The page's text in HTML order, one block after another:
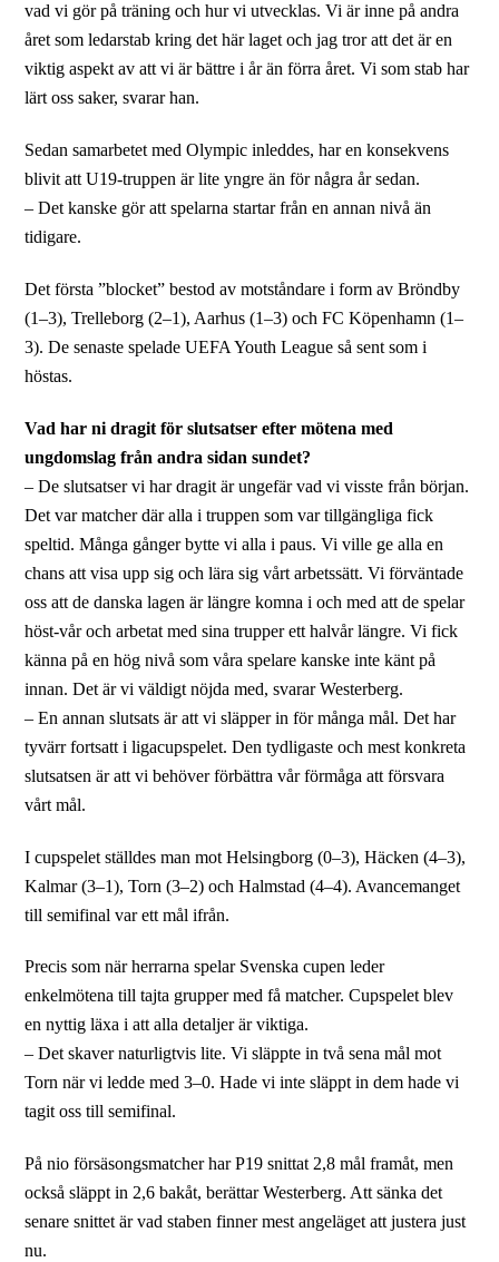
vad vi gör på träning och hur vi utvecklas. Vi är inne på andra
året som ledarstab kring det här laget och jag tror att det är en
viktig aspekt av att vi är bättre i år än förra året. Vi som stab har
lärt oss saker, svarar han.
Sedan samarbetet med Olympic inleddes, har en konsekvens
blivit att U19-truppen är lite yngre än för några år sedan.
– Det kanske gör att spelarna startar från en annan nivå än
tidigare.
Det första ”blocket” bestod av motståndare i form av Bröndby
(1–3), Trelleborg (2–1), Aarhus (1–3) och FC Köpenhamn (1–
3). De senaste spelade UEFA Youth League så sent som i
höstas.
Vad har ni dragit för slutsatser efter mötena med
ungdomslag från andra sidan sundet?
– De slutsatser vi har dragit är ungefär vad vi visste från början.
Det var matcher där alla i truppen som var tillgängliga fick
speltid. Många gånger bytte vi alla i paus. Vi ville ge alla en
chans att visa upp sig och lära sig vårt arbetssätt. Vi förväntade
oss att de danska lagen är längre komna i och med att de spelar
höst-vår och arbetat med sina trupper ett halvår längre. Vi fick
känna på en hög nivå som våra spelare kanske inte känt på
innan. Det är vi väldigt nöjda med, svarar Westerberg.
– En annan slutsats är att vi släpper in för många mål. Det har
tyvärr fortsatt i ligacupspelet. Den tydligaste och mest konkreta
slutsatsen är att vi behöver förbättra vår förmåga att försvara
vårt mål.
I cupspelet ställdes man mot Helsingborg (0–3), Häcken (4–3),
Kalmar (3–1), Torn (3–2) och Halmstad (4–4). Avancemanget
till semifinal var ett mål ifrån.
Precis som när herrarna spelar Svenska cupen leder
enkelmötena till tajta grupper med få matcher. Cupspelet blev
en nyttig läxa i att alla detaljer är viktiga.
– Det skaver naturligtvis lite. Vi släppte in två sena mål mot
Torn när vi ledde med 3–0. Hade vi inte släppt in dem hade vi
tagit oss till semifinal.
På nio försäsongsmatcher har P19 snittat 2,8 mål framåt, men
också släppt in 2,6 bakåt, berättar Westerberg. Att sänka det
senare snittet är vad staben finner mest angeläget att justera just
nu.